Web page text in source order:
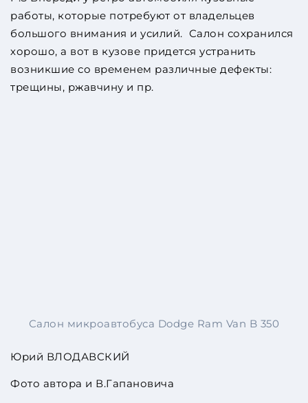
работы, которые потребуют от владельцев
большого внимания и усилий. Салон сохранился
хорошо, а вот в кузове придется устранить
возникшие со временем различные дефекты:
трещины, ржавчину и пр.
Салон микроавтобуса Dodge Ram Van B 350
Юрий ВЛОДАВСКИЙ
Фото автора и В.Гапановича